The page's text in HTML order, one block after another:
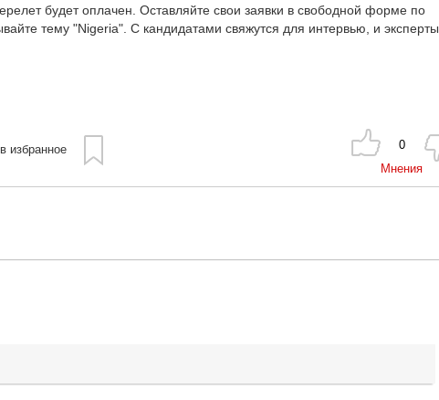
будет оплачен. Оставляйте свои заявки в свободной форме по
тему "Nigeria". С кандидатами свяжутся для интервью, и эксперты
избранное
0
Мнения